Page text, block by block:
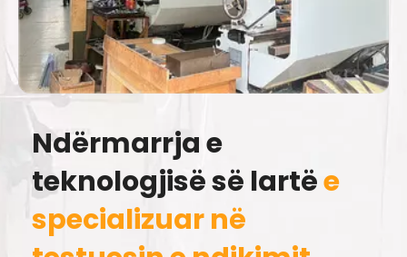
Ndërmarrja e
teknologjisë së lartëe
specializuar në